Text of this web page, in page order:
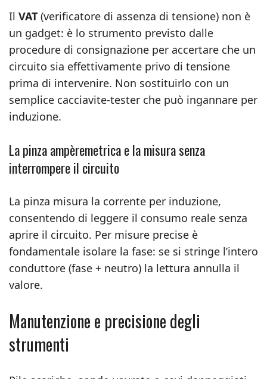
Il VAT (verificatore di assenza di tensione) non è
un gadget: è lo strumento previsto dalle
procedure di consignazione per accertare che un
circuito sia effettivamente privo di tensione
prima di intervenire. Non sostituirlo con un
semplice cacciavite‑tester che può ingannare per
induzione.
La pinza ampèremetrica e la misura senza
interrompere il circuito
La pinza misura la corrente per induzione,
consentendo di leggere il consumo reale senza
aprire il circuito. Per misure precise è
fondamentale isolare la fase: se si stringe l’intero
conduttore (fase + neutro) la lettura annulla il
valore.
Manutenzione e precisione degli
strumenti